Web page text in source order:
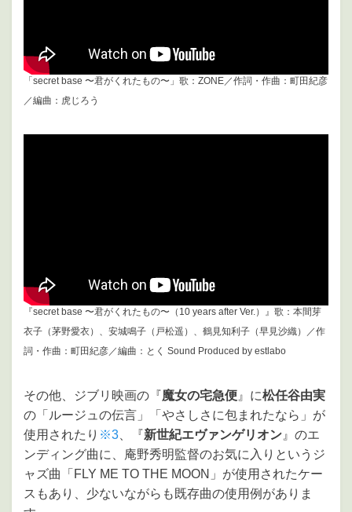
「secret base 〜君がくれたもの〜」歌：ZONE／作詞・作曲：町田紀彦
／編曲：虎じろう
『secret base 〜君がくれたもの〜（10 years after Ver.）』歌：本間芽
衣子（茅野愛衣）、安城鳴子（戸松遥）、鶴見知利子（早見沙織）／作
詞・作曲：町田紀彦／編曲：とく Sound Produced by estlabo
その他、ジブリ映画の『魔女の宅急便 』に松任谷由実
の「ルージュの伝言」「やさしさに包まれたなら」が
使用されたり ※3 、『新世紀エヴァンゲリオン 』のエ
ンディング曲に、庵野秀明監督のお気に入りというジ
ャズ曲「FLY ME TO THE MOON」が使用されたケー
スもあり、少ないながらも既存曲の使用例がありま